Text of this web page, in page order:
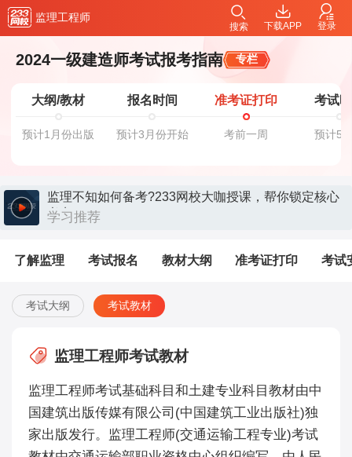
监理工程师
下载APP 登录
搜索
2024一级建造师考试报考指南 专栏
大纲/教材
预计1月份出版
报名时间
预计3月份开始
准考证打印
考前一周
考试
预计5
监理不知如何备考?233网校大咖授课，帮你锁定核心
考点>>
学习推荐
了解监理 考试报名 教材大纲 准考证打印 考试
考试大纲 考试教材
监理工程师考试教材
监理工程师考试基础科目和土建专业科目教材由中
国建筑出版传媒有限公司(中国建筑工业出版社)独
家出版发行。监理工程师(交通运输工程专业)考试